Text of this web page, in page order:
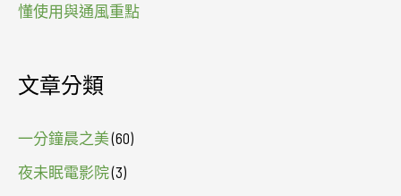
懂使用與通風重點
文章分類
一分鐘晨之美(60)
夜未眠電影院(3)